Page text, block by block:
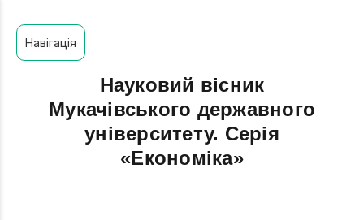
Навігація
Науковий вісник
Мукачівського державного
університету. Серія
«Економіка»